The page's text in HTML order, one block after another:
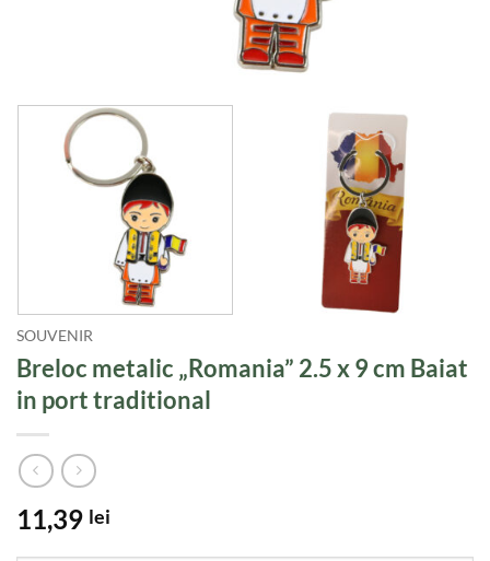
SOUVENIR
Breloc metalic „Romania” 2.5 x 9 cm Baiat
in port traditional
11,39 lei